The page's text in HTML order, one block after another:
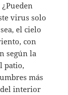
virus solo
el cielo
con
según la
patio,
más
del interior